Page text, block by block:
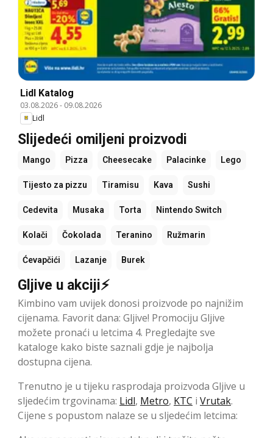
Lidl Katalog
03.08.2026- 09.08.2026
Lidl
Slijedeći omiljeni proizvodi
Mango Pizza Cheesecake Palacinke Lego
Tijesto za pizzu Tiramisu Kava Sushi
Cedevita Musaka Torta Nintendo Switch
Kolači Čokolada Teranino Ružmarin
Ćevapčići Lazanje Burek
Gljive u akciji⚡
Kimbino vam uvijek donosi proizvode po najnižim
cijenama. Favorit dana: Gljive! Promociju Gljive
možete pronaći u letcima 4. Pregledajte sve
kataloge kako biste saznali gdje je najbolja
dostupna cijena.
Trenutno je u tijeku rasprodaja proizvoda Gljive u
sljedećim trgovinama: Lidl, Metro, KTC i Vrutak.
Cijene s popustom nalaze se u sljedećim letcima: